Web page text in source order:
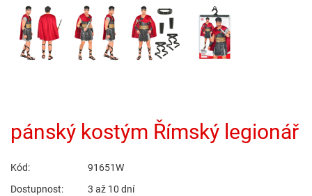
pánský kostým Římský legionář
Kód:
91651W
Dostupnost:
3 až 10 dní